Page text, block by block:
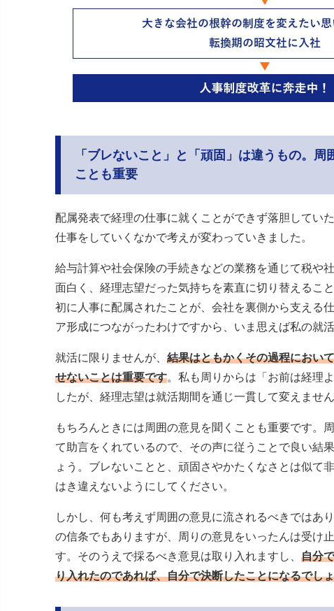
「ブレないこと」と「頑固」は違うもの。周
ことも重要
配属発表で経理の仕事に就くことができず落胆してい
仕事をしていくなかで考えが変わっていきました。
給与計算や社会保険の手続きなどの業務を通じて税や
面白く、経理志望だった気持ちを素直に切り替えるこ
初に人事に配属されたことが、会社を裏側から支える
ア形成につながったわけですから、いま思えば私の就活
就活に限りませんが、 結果はともかくその過程におい
せないことは重要です。私も周りからは「お前は経理
したが、経理志望は就活期間を通じ一貫して変えません
もちろんときには周囲の意見を聞くことも重要です。
て助言をくれているので、その声に従うことで良い結
ょう。ブレないことと、頑固さやかたくなさとは似て
はき違えないようにしてください。
しかし、何も考えず周囲の意見に流されるべきではあ
の信条でもありますが、周りの意見をいったんは受け
す。そのうえで採るべき意見は取り入れますし、 自分
り入れたのであれば、自分で決断したことになるでし